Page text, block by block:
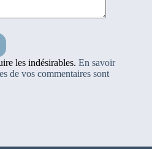
les indésirables. En savoir
de vos commentaires sont